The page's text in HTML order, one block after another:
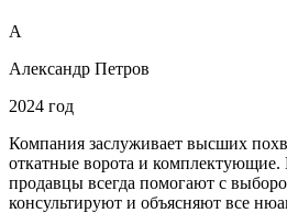
А
Александр Петров
2024 год
Компания заслуживает высших
откатные ворота и
продавцы всегда помогают с
консультируют и объясняют все